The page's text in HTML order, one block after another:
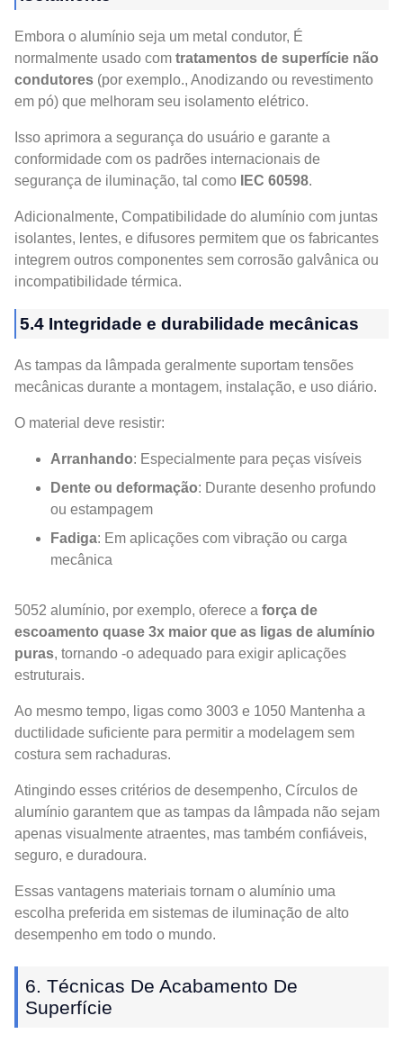
Embora o alumínio seja um metal condutor, É
normalmente usado com tratamentos de superfície não
condutores (por exemplo., Anodizando ou revestimento
em pó) que melhoram seu isolamento elétrico.
Isso aprimora a segurança do usuário e garante a
conformidade com os padrões internacionais de
segurança de iluminação, tal como
IEC 60598.
Adicionalmente, Compatibilidade do alumínio com juntas
isolantes, lentes, e difusores permitem que os fabricantes
integrem outros componentes sem corrosão galvânica ou
incompatibilidade térmica.
5.4 Integridade e durabilidade mecânicas
As tampas da lâmpada geralmente suportam tensões
mecânicas durante a montagem, instalação, e uso diário.
O material deve resistir:
Arranhando: Especialmente para peças visíveis
Dente ou deformação: Durante desenho profundo
ou estampagem
Fadiga: Em aplicações com vibração ou carga
mecânica
5052 alumínio, por exemplo, oferece a força de
escoamento quase 3x maior que as ligas de alumínio
puras, tornando -o adequado para exigir aplicações
estruturais.
Ao mesmo tempo, ligas como 3003 e 1050 Mantenha a
ductilidade suficiente para permitir a modelagem sem
costura sem rachaduras.
Atingindo esses critérios de desempenho, Círculos de
alumínio garantem que as tampas da lâmpada não sejam
apenas visualmente atraentes, mas também confiáveis,
seguro, e duradoura.
Essas vantagens materiais tornam o alumínio uma
escolha preferida em sistemas de iluminação de alto
desempenho em todo o mundo.
6. Técnicas De Acabamento De
Superfície